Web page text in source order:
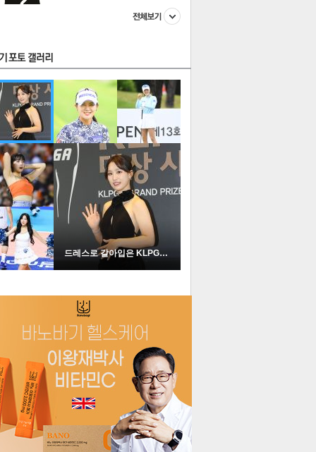
본 뉴스
스포츠 포토
더보기
포토
드레스로 갈아입은 KLPGA …